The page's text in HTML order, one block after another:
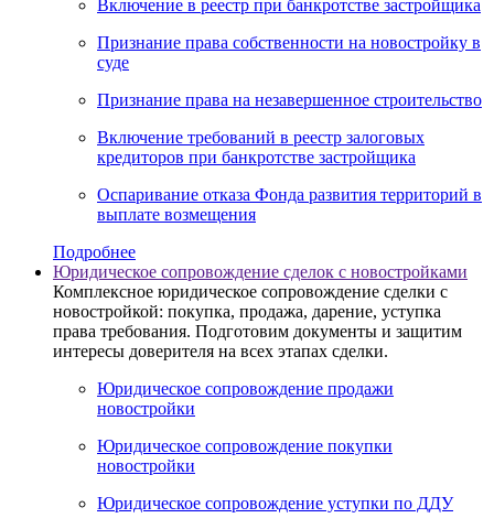
Включение в реестр при банкротстве застройщика
Признание права собственности на новостройку в
суде
Признание права на незавершенное строительство
Включение требований в реестр залоговых
кредиторов при банкротстве застройщика
Оспаривание отказа Фонда развития территорий в
выплате возмещения
Подробнее
Юридическое сопровождение сделок с новостройками
Комплексное юридическое сопровождение сделки с
новостройкой: покупка, продажа, дарение, уступка
права требования. Подготовим документы и защитим
интересы доверителя на всех этапах сделки.
Юридическое сопровождение продажи
новостройки
Юридическое сопровождение покупки
новостройки
Юридическое сопровождение уступки по ДДУ